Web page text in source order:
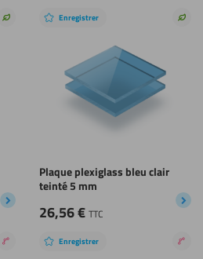
Choix
Enregistrer
Plaque plexiglass bleu clair
teinté 5 mm
26,56€ TTC
RevêtementEnregistrer